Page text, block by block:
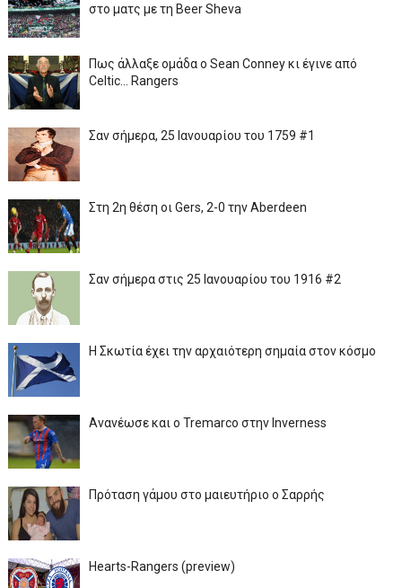
στο ματς με τη Beer Sheva
Πως άλλαξε ομάδα ο Sean Conney κι έγινε από
Celtic... Rangers
Σαν σήμερα, 25 Ιανουαρίου του 1759 #1
Στη 2η θέση οι Gers, 2-0 την Aberdeen
Σαν σήμερα στις 25 Ιανουαρίου του 1916 #2
Η Σκωτία έχει την αρχαιότερη σημαία στον κόσμο
Ανανέωσε και ο Tremarco στην Inverness
Πρόταση γάμου στο μαιευτήριο ο Σαρρής
Hearts-Rangers (preview)